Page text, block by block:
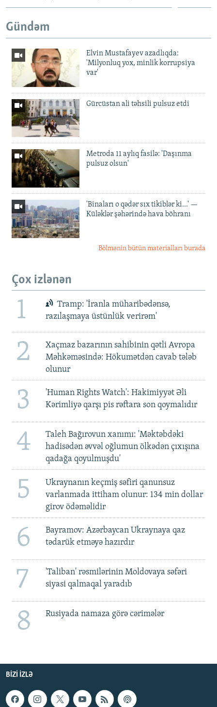
Gündəm
Elvin Mustafayev azadlıqda:
'Milyonluq yox, minlik korrupsiya
var'
Gürcüstan ali təhsili pulsuz etdi
Metroda 11 aylıq fasilə: 'Daşınma
pulsuz olsun'
'Binaları o qədər sıx tikiblər ki...' —
Küləklər şəhərində hava böhranı
Bölmənin bütün materialları burada
Çox izlənən
1
Tramp: 'İranla müharibədənsə,
razılaşmaya üstünlük verirəm'
2
Xaçmaz bazarının sahibinin qətli Avropa
Məhkəməsində: Hökumətdən cavab tələb
olunur
3
'Human Rights Watch': Hakimiyyət Əli
Kərimliyə qarşı pis rəftara son qoymalıdır
4
Taleh Bağırovun xanımı: 'Məktəbdəki
hadisədən əvvəl oğlumun ölkədən çıxışına
qadağa qoyulmuşdu'
5
Ukraynanın keçmiş səfiri qanunsuz
varlanmada ittiham olunur: 134 min dollar
girov ödəməlidir
6
Bayramov: Azərbaycan Ukraynaya qaz
tədarük etməyə hazırdır
7
'Taliban' rəsmilərinin Moldovaya səfəri
siyasi qalmaqal yaradıb
8 Rusiyada namaza görə cərimələr
BIZI IZLƏ